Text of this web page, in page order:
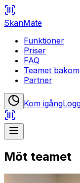
SkanMate
Funktioner
Priser
FAQ
Teamet bakom
Partner
Kom igång
Möt teamet